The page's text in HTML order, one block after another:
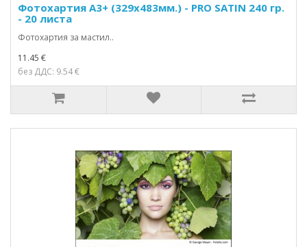
Фотохартия А3+ (329x483мм.) - PRO SATIN 240 гр.
- 20 листа
Фотохартия за мастил..
11.45 €
без ДДС: 9.54 €